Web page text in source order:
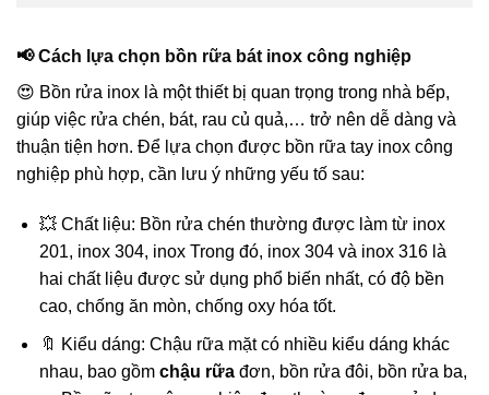
📢 Cách lựa chọn bồn rữa bát inox công nghiệp
😍 Bồn rửa inox là một thiết bị quan trọng trong nhà bếp,
giúp việc rửa chén, bát, rau củ quả,… trở nên dễ dàng và
thuận tiện hơn. Để lựa chọn được bồn rữa tay inox công
nghiệp phù hợp, cần lưu ý những yếu tố sau:
💥 Chất liệu: Bồn rửa chén thường được làm từ inox
201, inox 304, inox Trong đó, inox 304 và inox 316 là
hai chất liệu được sử dụng phổ biến nhất, có độ bền
cao, chống ăn mòn, chống oxy hóa tốt.
🔖 Kiểu dáng: Chậu rữa mặt có nhiều kiểu dáng khác
nhau, bao gồmchậu rữađơn, bồn rửa đôi, bồn rửa ba,